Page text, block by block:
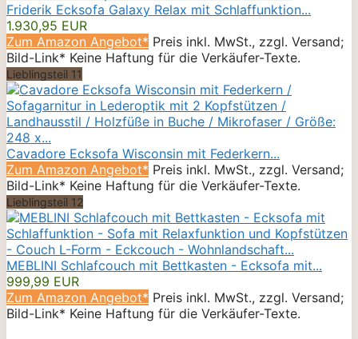
Friderik Ecksofa Galaxy Relax mit Schlaffunktion...
1.930,95 EUR
Zum Amazon Angebot* Preis inkl. MwSt., zzgl. Versand;
Bild-Link* Keine Haftung für die Verkäufer-Texte.
Lieblingsteil 11
Cavadore Ecksofa Wisconsin mit Federkern...
Zum Amazon Angebot* Preis inkl. MwSt., zzgl. Versand;
Bild-Link* Keine Haftung für die Verkäufer-Texte.
Lieblingsteil 12
MEBLINI Schlafcouch mit Bettkasten - Ecksofa mit...
999,99 EUR
Zum Amazon Angebot* Preis inkl. MwSt., zzgl. Versand;
Bild-Link* Keine Haftung für die Verkäufer-Texte.